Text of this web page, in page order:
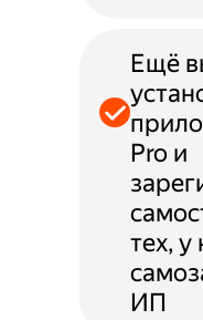
Ещё
Pro и
тех, у
ИП